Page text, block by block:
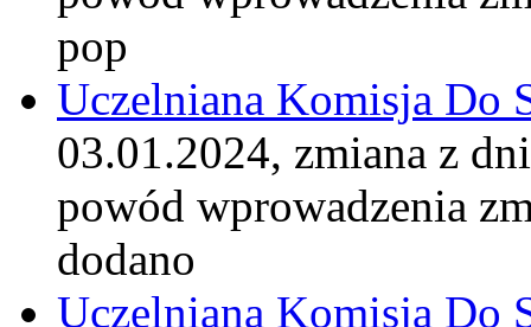
pop
Uczelniana Komisja Do
03.01.2024, zmiana z
powód wprowadzenia
dodano
Uczelniana Komisja Do